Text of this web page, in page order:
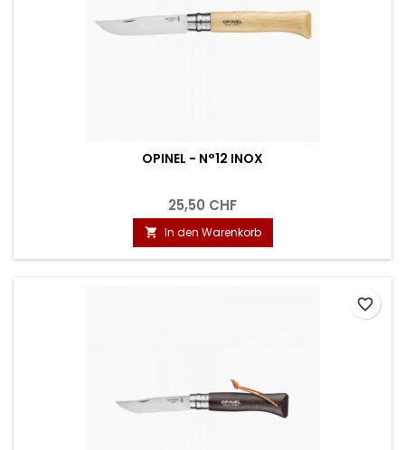
OPINEL - N°12 INOX
25,50 CHF
 In den Warenkorb
favorite_border